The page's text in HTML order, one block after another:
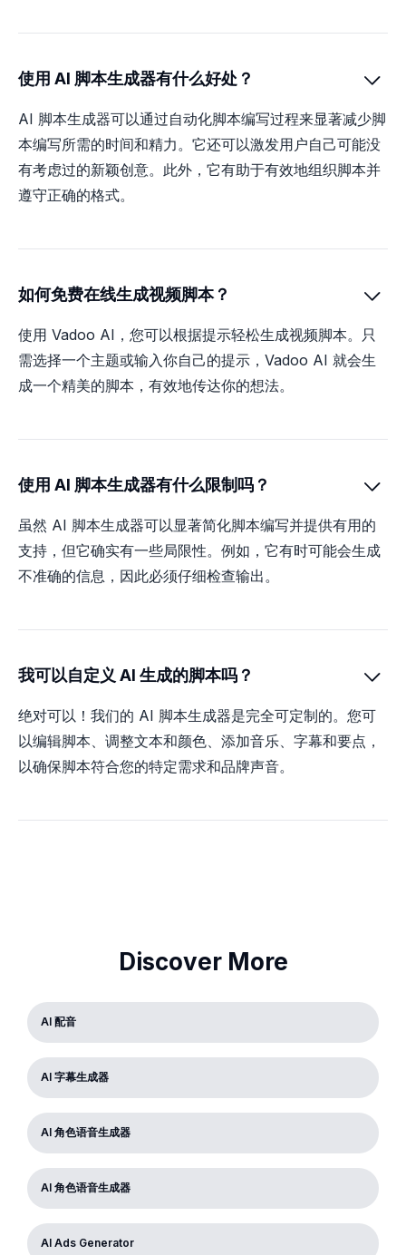
使用 AI 脚本生成器有什么好处？ 
AI 脚本生成器可以通过自动化脚本编写过程来显著减少脚
本编写所需的时间和精力。它还可以激发用户自己可能没
有考虑过的新颖创意。此外，它有助于有效地组织脚本并
遵守正确的格式。
如何免费在线生成视频脚本？ 
使用 Vadoo AI，您可以根据提示轻松生成视频脚本。只
需选择一个主题或输入你自己的提示，Vadoo AI 就会生
成一个精美的脚本，有效地传达你的想法。
使用 AI 脚本生成器有什么限制吗？ 
虽然 AI 脚本生成器可以显著简化脚本编写并提供有用的
支持，但它确实有一些局限性。例如，它有时可能会生成
不准确的信息，因此必须仔细检查输出。
我可以自定义 AI 生成的脚本吗？ 
绝对可以！我们的 AI 脚本生成器是完全可定制的。您可
以编辑脚本、调整文本和颜色、添加音乐、字幕和要点，
以确保脚本符合您的特定需求和品牌声音。
Discover More
AI 配音
AI 字幕生成器
AI 角色语音生成器
AI 角色语音生成器
AI Ads Generator